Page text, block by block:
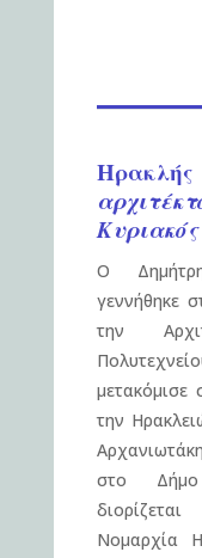
Κυριακός
Ο
γεννήθηκε
την
μετακόμισε
την
στο Δήμο
Νομαρχία